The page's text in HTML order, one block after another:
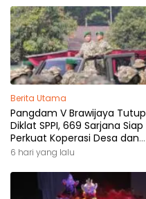
Berita Utama
Pangdam V Brawijaya Tutup
Diklat SPPI, 669 Sarjana Siap
Perkuat Koperasi Desa dan
Kampung Nelayan
6 hari yang lalu